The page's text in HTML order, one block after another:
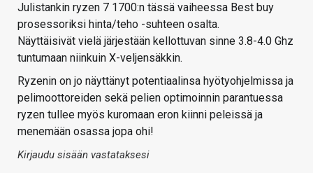
Julistankin ryzen 7 1700:n tässä vaiheessa Best buy
prosessoriksi hinta/teho -suhteen osalta.
Näyttäisivät vielä järjestään kellottuvan sinne 3.8-4.0 Ghz
tuntumaan niinkuin X-veljensäkkin.
Ryzenin on jo näyttänyt potentiaalinsa hyötyohjelmissa ja
pelimoottoreiden sekä pelien optimoinnin parantuessa
ryzen tullee myös kuromaan eron kiinni peleissä ja
menemään osassa jopa ohi!
Kirjaudu sisään vastataksesi